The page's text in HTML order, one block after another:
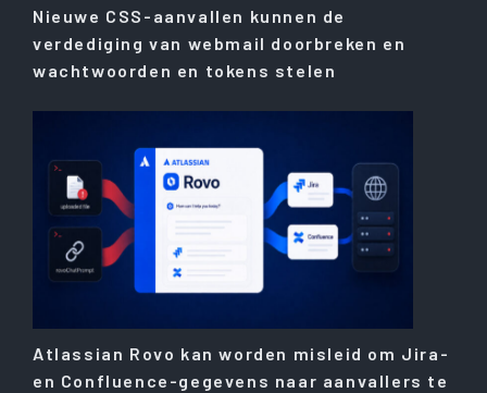
Nieuwe CSS-aanvallen kunnen de
verdediging van webmail doorbreken en
wachtwoorden en tokens stelen
Atlassian Rovo kan worden misleid om Jira-
en Confluence-gegevens naar aanvallers te